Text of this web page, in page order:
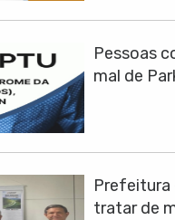
Pessoas
mal de
Prefeitura
tratar de